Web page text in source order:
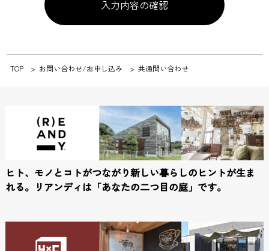
TOP お問い合わせ/お申し込み 共通問い合わせ
ヒト、モノとコトがつながり新しい暮らしのヒントが生ま
れる。 リアンディは「あなたの二つ目の庭」です。